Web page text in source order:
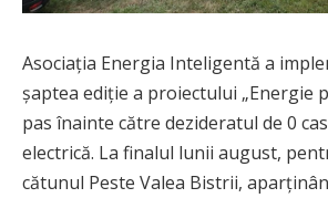
Asociația Energia Inteligentă a
șaptea ediție a proiectului „Energie
pas înainte către dezideratul de 0
electrică. La finalul lunii august,
cătunul Peste Valea Bistrii,